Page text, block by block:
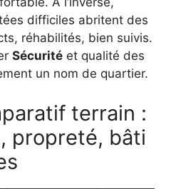
difficiles abritent des
réhabilités, bien suivis.
Sécurité et qualité des
un nom de quartier.
terrain :
propreté, bâti